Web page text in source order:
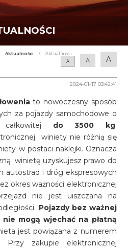
Aktualności /
Aktualności
A
A A
2024-01-17 03:42:41
to nowoczesny sposób
za pojazdy samochodowe o
całkowitej do 3500 kg.
winiety nie różnią się
w postaci naklejki. Oznacza
winietę uzyskujesz prawo do
autostrad i dróg ekspresowych
okres ważności elektronicznej
nie jest uiszczana na
Pojazdy bez ważnej
mogą wjechać na płatną
jest powiązana z numerem
Przy zakupie elektronicznej